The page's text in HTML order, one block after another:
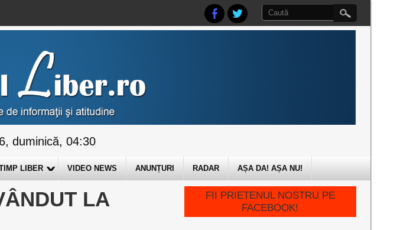
duminică, 04:30
LIBER VIDEO NEWS ANUNȚURI RADAR AȘA DA! AȘA NU!
LA
FII PRIETENUL NOSTRU PE
FACEBOOK!